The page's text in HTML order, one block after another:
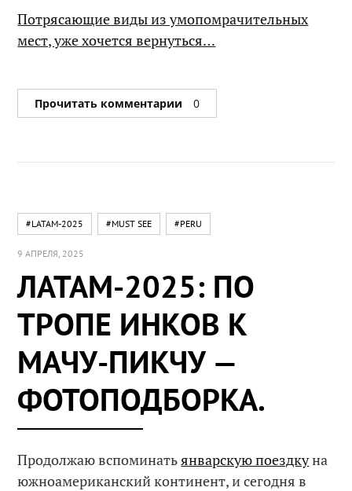
Потрясающие виды из умопомрачительных
мест, уже хочется вернуться…
Прочитать комментарии 0
#LATAM-2025 #MUST SEE #PERU
9 АПРЕЛЯ, 2025
ЛАТАМ-2025: ПО
ТРОПЕ ИНКОВ К
МАЧУ-ПИКЧУ —
ФОТОПОДБОРКА.
Продолжаю вспоминатьянварскую поездкуна
южноамериканский континент, и сегодня в